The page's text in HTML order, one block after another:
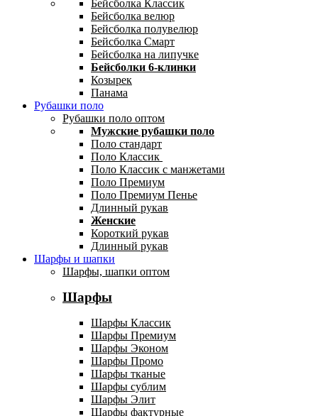
Бейсболка Классик
Бейсболка велюр
Бейсболка полувелюр
Бейсболка Смарт
Бейсболка на липучке
Бейсболки 6-клинки
Козырек
Панама
Рубашки поло
Рубашки поло оптом
Мужские рубашки поло
Поло стандарт
Поло Классик
Поло Классик с манжетами
Поло Премиум
Поло Премиум Пенье
Длинный рукав
Женские
Короткий рукав
Длинный рукав
Шарфы и шапки
Шарфы, шапки оптом
Шарфы
Шарфы Классик
Шарфы Премиум
Шарфы Эконом
Шарфы Промо
Шарфы тканые
Шарфы сублим
Шарфы Элит
Шарфы фактурные